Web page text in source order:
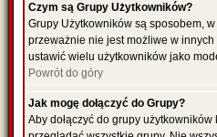
Czym są Grupy Użytkowników?
Grupy Użytkowników są sposobem,
przeważnie nie jest możliwe w
ustawić wielu użytkowników jako
Powrót do góry
Jak mogę dołączyć do Grupy?
Aby dołączyć do grupy